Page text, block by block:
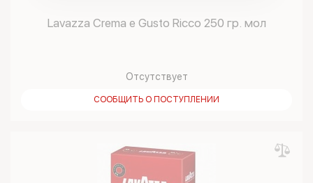
Lavazza Crema e Gusto Ricco 250 гр. мол
Отсутствует
СООБЩИТЬ О ПОСТУПЛЕНИИ